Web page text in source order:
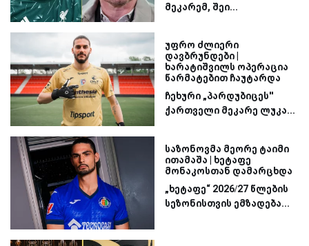
მეკარემ, შეი...
უფრო ძლიერი
დავბრუნდები |
ხარატიშვილს ოპერაცია
წარმატებით ჩაუტარდა
ჩეხური „პარდუბიცეს''
ქართველი მეკარე ლუკა...
საზონოვმა მეორე ტაიმი
ითამაშა | ხეტაფე
მონაკოსთან დამარცხდა
„ხეტაფე“ 2026/27 წლების
სეზონისთვის ემზადება...